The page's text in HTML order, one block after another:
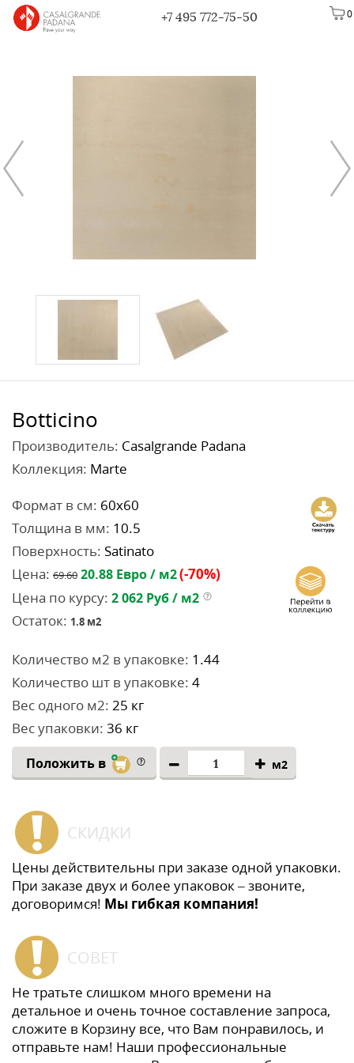
0
+7 495 772-75-50
Botticino
Производитель: Casalgrande Padana
Коллекция: Marte
Формат в см: 60x60
Толщина в мм: 10.5
Поверхность: Satinato
Цена: 69.60 20.88 Евро / м2(-70%)
Цена по курсу: 2 062 Руб / м2
Остаток: 1.8 м2
Количество м2 в упаковке: 1.44
Количество шт в упаковке: 4
Вес одного м2: 25 кг
Вес упаковки: 36 кг
Положить в м2
СКИДКИ
Цены действительны при заказе одной упаковки.
При заказе двух и более упаковок – звоните,
договоримся! Мы гибкая компания!
СОВЕТ
Не тратьте слишком много времени на
детальное и очень точное составление запроса,
сложите в Корзину все, что Вам понравилось, и
отправьте нам! Наши профессиональные